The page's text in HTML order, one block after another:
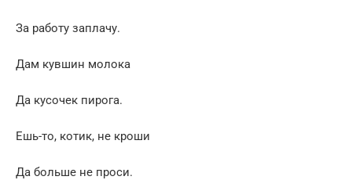
За работу заплачу.
Дам кувшин молока
Да кусочек пирога.
Ешь-то, котик, не кроши
Да больше не проси.